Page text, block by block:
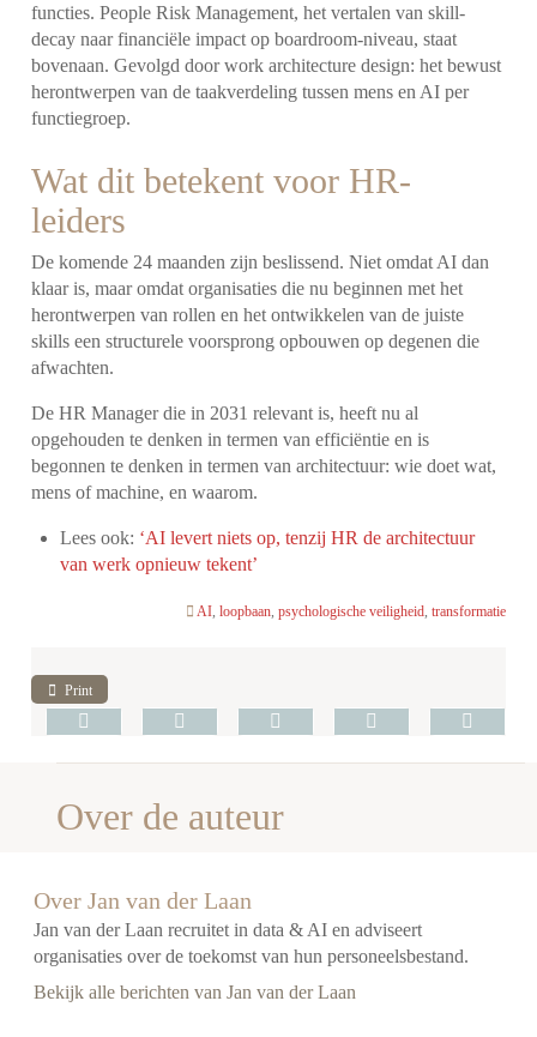
functies. People Risk Management, het vertalen van skill-
decay naar financiële impact op boardroom-niveau, staat
bovenaan. Gevolgd door work architecture design: het bewust
herontwerpen van de taakverdeling tussen mens en AI per
functiegroep.
Wat dit betekent voor HR-
leiders
De komende 24 maanden zijn beslissend. Niet omdat AI dan
klaar is, maar omdat organisaties die nu beginnen met het
herontwerpen van rollen en het ontwikkelen van de juiste
skills een structurele voorsprong opbouwen op degenen die
afwachten.
De HR Manager die in 2031 relevant is, heeft nu al
opgehouden te denken in termen van efficiëntie en is
begonnen te denken in termen van architectuur: wie doet wat,
mens of machine, en waarom.
Lees ook: ‘AI levert niets op, tenzij HR de architectuur
van werk opnieuw tekent’
AI, loopbaan, psychologische veiligheid, transformatie
Print
Over de auteur
Over Jan van der Laan
Jan van der Laan recruitet in data & AI en adviseert
organisaties over de toekomst van hun personeelsbestand.
Bekijk alle berichten van Jan van der Laan